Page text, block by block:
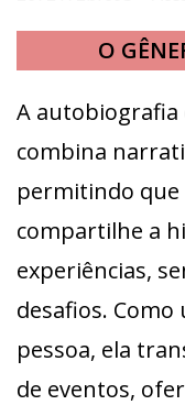
O
A
combina
permitindo
compartilhe a
experiências,
desafios.
pessoa, ela
de eventos,